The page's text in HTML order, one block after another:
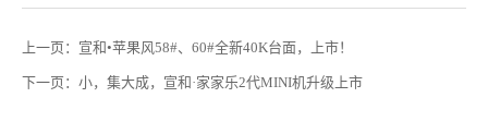
上一页： 宣和•苹果风58#、60#全新40K台面，上市！
下一页： 小，集大成，宣和·家家乐2代MINI机升级上市